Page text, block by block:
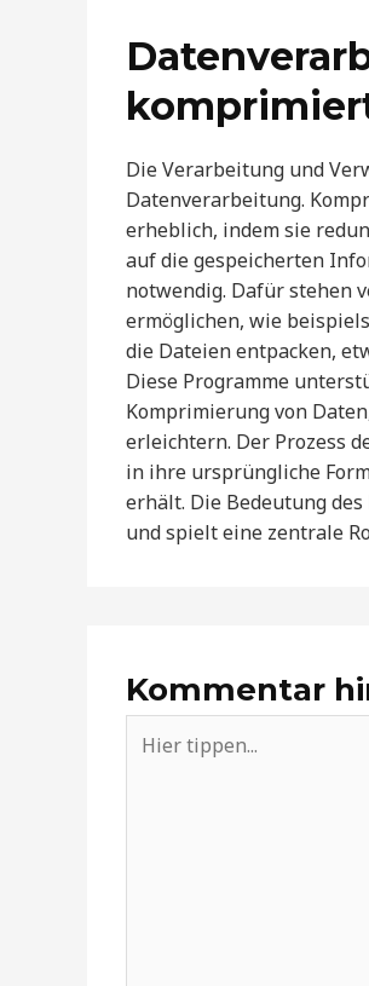
Die Verarbeitung und
Datenverarbeitung.
erheblich, indem sie
auf die gespeicherten
notwendig. Dafür stehen
ermöglichen, wie
die Dateien entpacken,
Diese Programme
Komprimierung von
erleichtern. Der Prozess
in ihre ursprüngliche
erhält. Die Bedeutung
und spielt eine zentrale
Kommentar
tippen...